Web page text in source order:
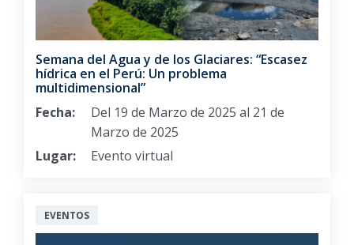
Semana del Agua y de los Glaciares: “Escasez
hídrica en el Perú: Un problema
multidimensional”
Fecha:
Del 19 de Marzo de 2025 al 21 de
Marzo de 2025
Lugar:
Evento virtual
EVENTOS